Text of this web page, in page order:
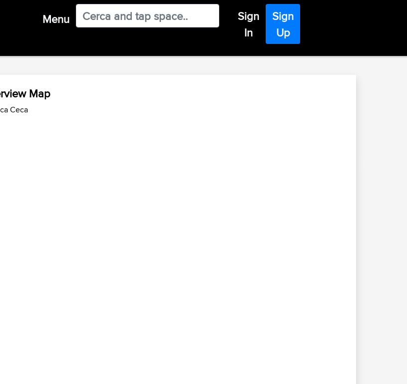
Menu
Sign
In
Sign
Up
Map
Ceca